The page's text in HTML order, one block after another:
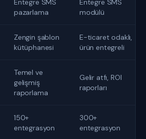
Entegre SMS
pazarlama
Entegre SMS
modülü
Zengin şablon
kütüphanesi
E-ticaret odaklı,
ürün entegreli
Temel ve
gelişmiş
raporlama
Gelir atfı, ROI
raporları
150+
entegrasyon
300+
entegrasyon